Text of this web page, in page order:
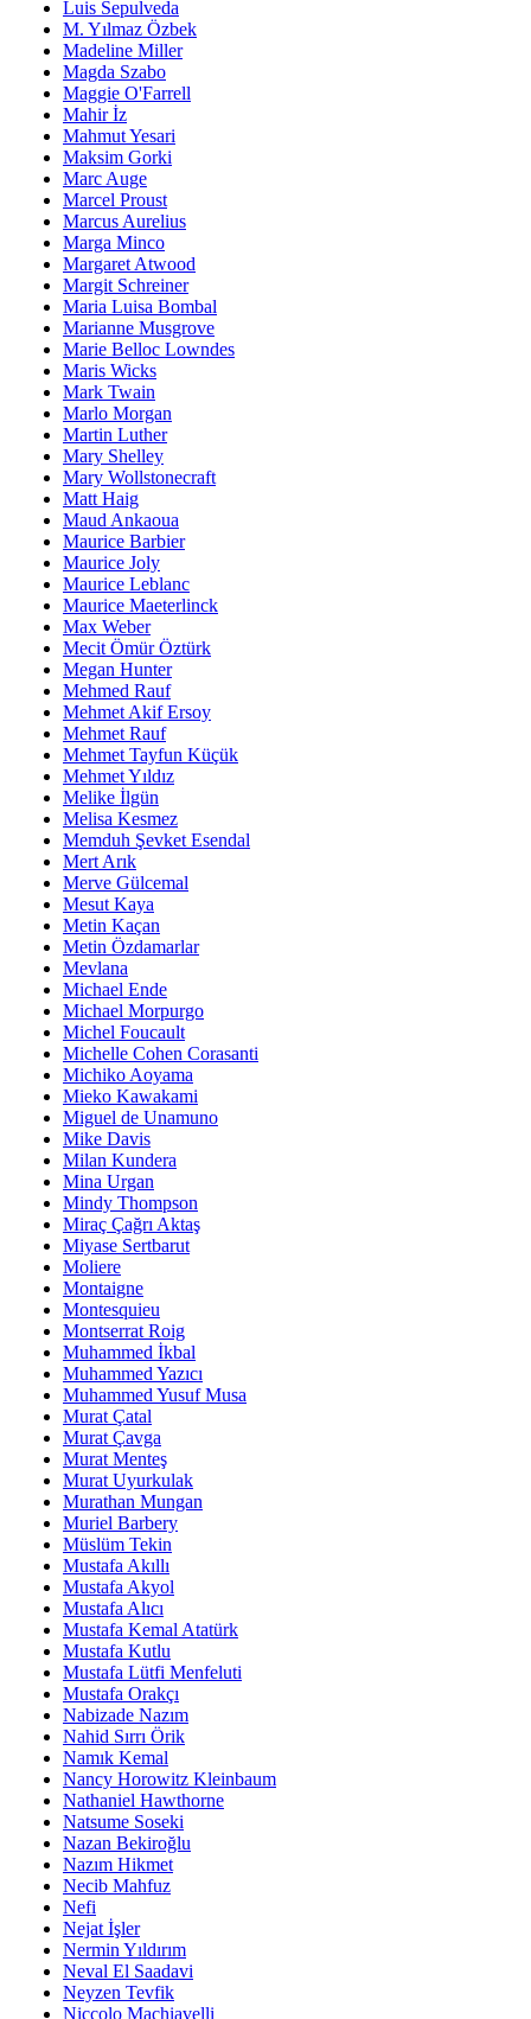
Luis Sepulveda
M. Yılmaz Özbek
Madeline Miller
Magda Szabo
Maggie O'Farrell
Mahir İz
Mahmut Yesari
Maksim Gorki
Marc Auge
Marcel Proust
Marcus Aurelius
Marga Minco
Margaret Atwood
Margit Schreiner
Maria Luisa Bombal
Marianne Musgrove
Marie Belloc Lowndes
Maris Wicks
Mark Twain
Marlo Morgan
Martin Luther
Mary Shelley
Mary Wollstonecraft
Matt Haig
Maud Ankaoua
Maurice Barbier
Maurice Joly
Maurice Leblanc
Maurice Maeterlinck
Max Weber
Mecit Ömür Öztürk
Megan Hunter
Mehmed Rauf
Mehmet Akif Ersoy
Mehmet Rauf
Mehmet Tayfun Küçük
Mehmet Yıldız
Melike İlgün
Melisa Kesmez
Memduh Şevket Esendal
Mert Arık
Merve Gülcemal
Mesut Kaya
Metin Kaçan
Metin Özdamarlar
Mevlana
Michael Ende
Michael Morpurgo
Michel Foucault
Michelle Cohen Corasanti
Michiko Aoyama
Mieko Kawakami
Miguel de Unamuno
Mike Davis
Milan Kundera
Mina Urgan
Mindy Thompson
Miraç Çağrı Aktaş
Miyase Sertbarut
Moliere
Montaigne
Montesquieu
Montserrat Roig
Muhammed İkbal
Muhammed Yazıcı
Muhammed Yusuf Musa
Murat Çatal
Murat Çavga
Murat Menteş
Murat Uyurkulak
Murathan Mungan
Muriel Barbery
Müslüm Tekin
Mustafa Akıllı
Mustafa Akyol
Mustafa Alıcı
Mustafa Kemal Atatürk
Mustafa Kutlu
Mustafa Lütfi Menfeluti
Mustafa Orakçı
Nabizade Nazım
Nahid Sırrı Örik
Namık Kemal
Nancy Horowitz Kleinbaum
Nathaniel Hawthorne
Natsume Soseki
Nazan Bekiroğlu
Nazım Hikmet
Necib Mahfuz
Nefi
Nejat İşler
Nermin Yıldırım
Neval El Saadavi
Neyzen Tevfik
Niccolo Machiavelli